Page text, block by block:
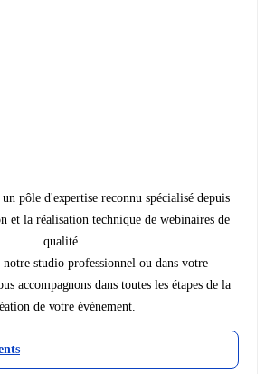
pôle d'expertise reconnu spécialisé depuis
et la réalisation technique de webinaires de
qualité.
notre studio professionnel ou dans votre
accompagnons dans toutes les étapes de la
de votre événement.